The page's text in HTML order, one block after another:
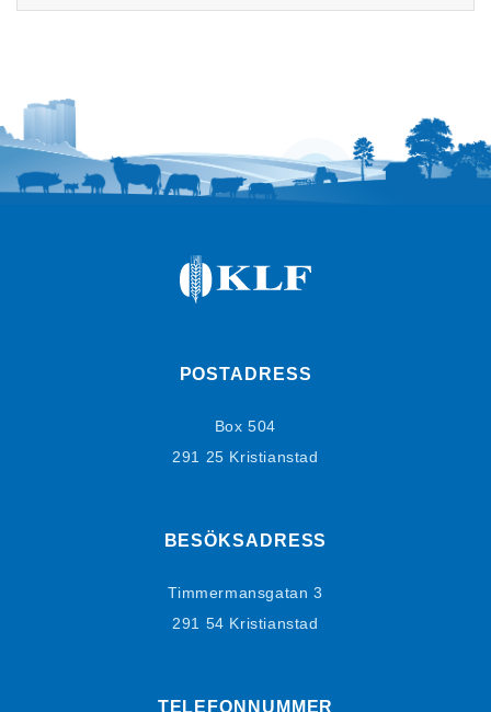
POSTADRESS
Box 504
291 25 Kristianstad
BESÖKSADRESS
Timmermansgatan 3
291 54 Kristianstad
TELEFONNUMMER